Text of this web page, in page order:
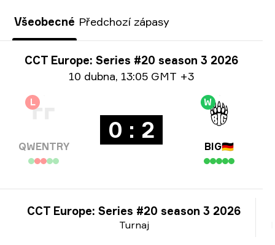
Všeobecné Předchozí zápasy
Informace o turnaji
CCT Europe: Series #20 season 3 2026
10 dubna, 13:05 GMT +3
L
QWENTRY
0 : 2
W
BIG🇩🇪
Turnaj
CCT Europe: Series #20 season 3 2026